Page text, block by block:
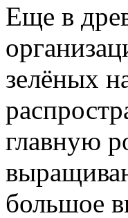
Еще в
зелёных
главную
большое